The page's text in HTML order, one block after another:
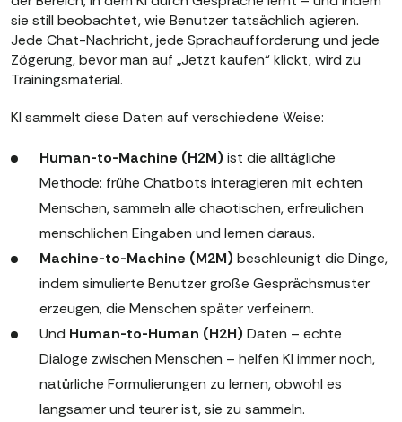
sie still beobachtet, wie Benutzer tatsächlich agieren.
Jede Chat-Nachricht, jede Sprachaufforderung und jede
Zögerung, bevor man auf „Jetzt kaufen“ klickt, wird zu
Trainingsmaterial.
KI sammelt diese Daten auf verschiedene Weise:
Human-to-Machine (H2M) ist die alltägliche
Methode: frühe Chatbots interagieren mit echten
Menschen, sammeln alle chaotischen, erfreulichen
menschlichen Eingaben und lernen daraus.
Machine-to-Machine (M2M) beschleunigt die Dinge,
indem simulierte Benutzer große Gesprächsmuster
erzeugen, die Menschen später verfeinern.
Und Human-to-Human (H2H) Daten – echte
Dialoge zwischen Menschen – helfen KI immer noch,
natürliche Formulierungen zu lernen, obwohl es
langsamer und teurer ist, sie zu sammeln.